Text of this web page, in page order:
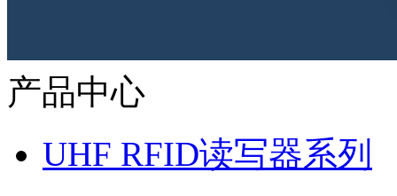
产品中心
UHF RFID读写器系列